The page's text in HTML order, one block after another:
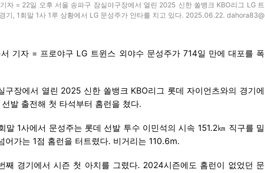
자 = 22일 오후 서울 송파구 잠실야구장에서 열린 2025 신한 쏠뱅크 KBO리그 LG 트
기, 1회말 1사 1루 상황에서 LG 문성주가 안타를 치고 있다. 2025.06.22. dahora83@
기자 = 프로야구 LG 트윈스 외야수 문성주가 714일 만에 대포를 폭
구장에서 열린 2025 신한 쏠뱅크 KBO리그 롯데 자이언츠와의 경기에
발 출전해 첫 타석부터 홈런을 쳤다.
말 1사에서 문성주는 롯데 선발 투수 이민석의 시속 151.2㎞ 직구를 밀
어가는 1점 홈런을 터트렸다. 비거리는 110.6m.
째 경기에서 시즌 첫 아치를 그렸다. 2024시즌에도 홈런이 없었던 문